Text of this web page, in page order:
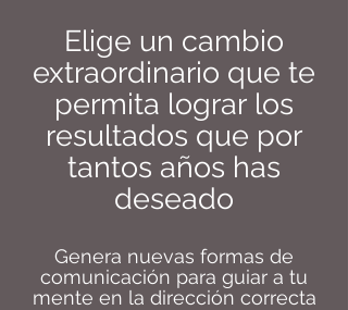
Elige un cambio
extraordinario que te
permita lograr los
resultados que por
tantos años has
deseado
Genera nuevas formas de
comunicación para guiar a tu
mente en la dirección correcta